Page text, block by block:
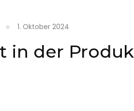
1. Oktober 2024
in der